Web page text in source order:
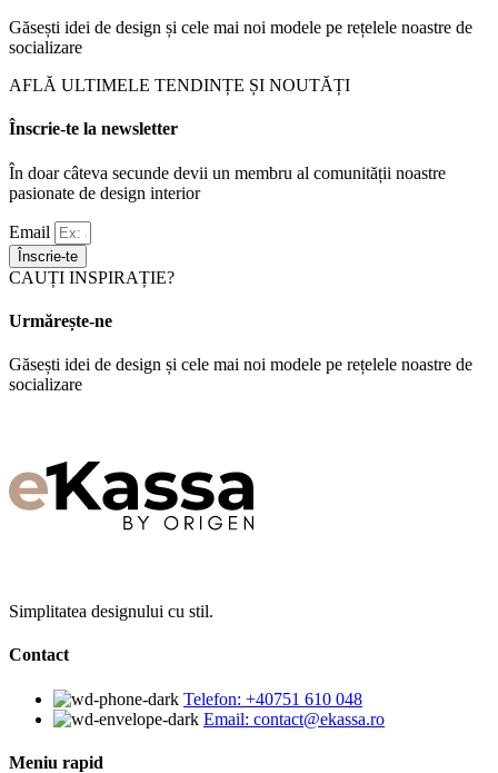
Găsești idei de design și cele mai noi modele pe rețelele noastre de
socializare
AFLĂ ULTIMELE TENDINȚE ȘI NOUTĂȚI
Înscrie-te la newsletter
În doar câteva secunde devii un membru al comunității noastre
pasionate de design interior
Email
Înscrie-te
CAUȚI INSPIRAȚIE?
Urmărește-ne
Găsești idei de design și cele mai noi modele pe rețelele noastre de
socializare
Simplitatea designului cu stil.
Contact
Telefon: +40751 610 048
Email: contact@ekassa.ro
Meniu rapid